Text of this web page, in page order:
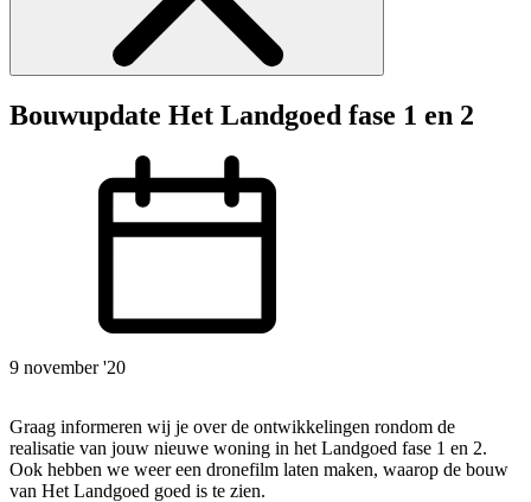
Bouwupdate Het Landgoed fase 1 en 2
9 november '20
Graag informeren wij je over de ontwikkelingen rondom de
realisatie van jouw nieuwe woning in het Landgoed fase 1 en 2.
Ook hebben we weer een dronefilm laten maken, waarop de bouw
van Het Landgoed goed is te zien.